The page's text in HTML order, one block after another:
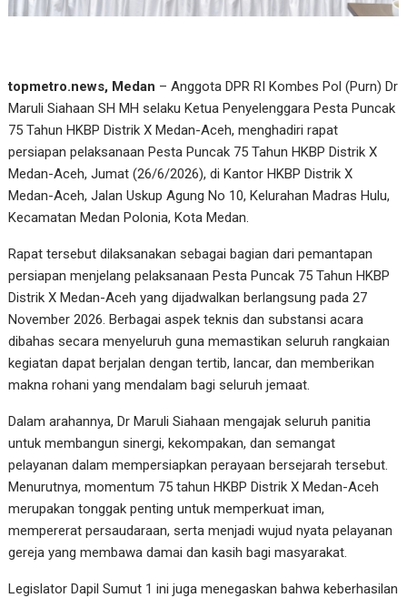
topmetro.news, Medan – Anggota DPR RI Kombes Pol (Purn) Dr
Maruli Siahaan SH MH selaku Ketua Penyelenggara Pesta Puncak
75 Tahun HKBP Distrik X Medan-Aceh, menghadiri rapat
persiapan pelaksanaan Pesta Puncak 75 Tahun HKBP Distrik X
Medan-Aceh, Jumat (26/6/2026), di Kantor HKBP Distrik X
Medan-Aceh, Jalan Uskup Agung No 10, Kelurahan Madras Hulu,
Kecamatan Medan Polonia, Kota Medan.
Rapat tersebut dilaksanakan sebagai bagian dari pemantapan
persiapan menjelang pelaksanaan Pesta Puncak 75 Tahun HKBP
Distrik X Medan-Aceh yang dijadwalkan berlangsung pada 27
November 2026. Berbagai aspek teknis dan substansi acara
dibahas secara menyeluruh guna memastikan seluruh rangkaian
kegiatan dapat berjalan dengan tertib, lancar, dan memberikan
makna rohani yang mendalam bagi seluruh jemaat.
Dalam arahannya, Dr Maruli Siahaan mengajak seluruh panitia
untuk membangun sinergi, kekompakan, dan semangat
pelayanan dalam mempersiapkan perayaan bersejarah tersebut.
Menurutnya, momentum 75 tahun HKBP Distrik X Medan-Aceh
merupakan tonggak penting untuk memperkuat iman,
mempererat persaudaraan, serta menjadi wujud nyata pelayanan
gereja yang membawa damai dan kasih bagi masyarakat.
Legislator Dapil Sumut 1 ini juga menegaskan bahwa keberhasilan